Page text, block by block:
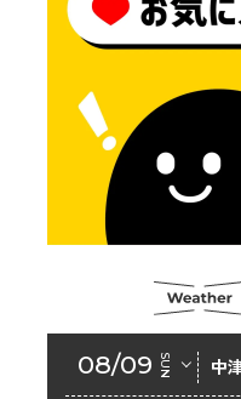
2026年6月18日 セア
モにご注意ください！
ェルターの指定
2026年6月10日 令和
センサス-活動調査
2026年6月9日 令和
回定例会「一般質問
2026年6月5日 新婚
2026年6月2日 戸籍
振り仮名が記載され
08/09 SUN 中